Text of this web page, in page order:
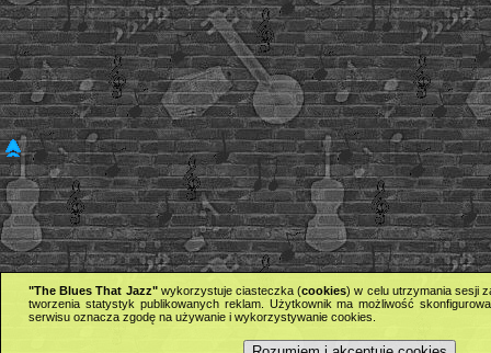
"The Blues That Jazz"wykorzystuje ciasteczka (cookies) w celu utrzymania sesji
tworzenia statystyk publikowanych reklam. Użytkownik ma możliwość
serwisu oznacza zgodę na używanie i wykorzystywanie cookies.